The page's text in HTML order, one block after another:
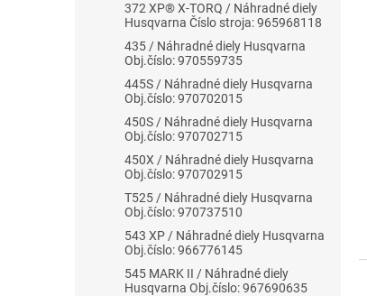
372 XP® X-TORQ / Náhradné diely
Husqvarna Číslo stroja: 965968118
435 / Náhradné diely Husqvarna
Obj.číslo: 970559735
445S / Náhradné diely Husqvarna
Obj.číslo: 970702015
450S / Náhradné diely Husqvarna
Obj.číslo: 970702715
450X / Náhradné diely Husqvarna
Obj.číslo: 970702915
T525 / Náhradné diely Husqvarna
Obj.číslo: 970737510
543 XP / Náhradné diely Husqvarna
Obj.číslo: 966776145
545 MARK II / Náhradné diely
Husqvarna Obj.číslo: 967690635